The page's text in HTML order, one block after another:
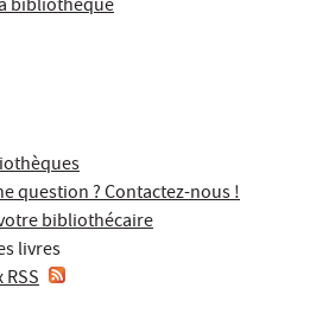
bibliothèque
question ? Contactez-nous !
bibliothécaire
livres